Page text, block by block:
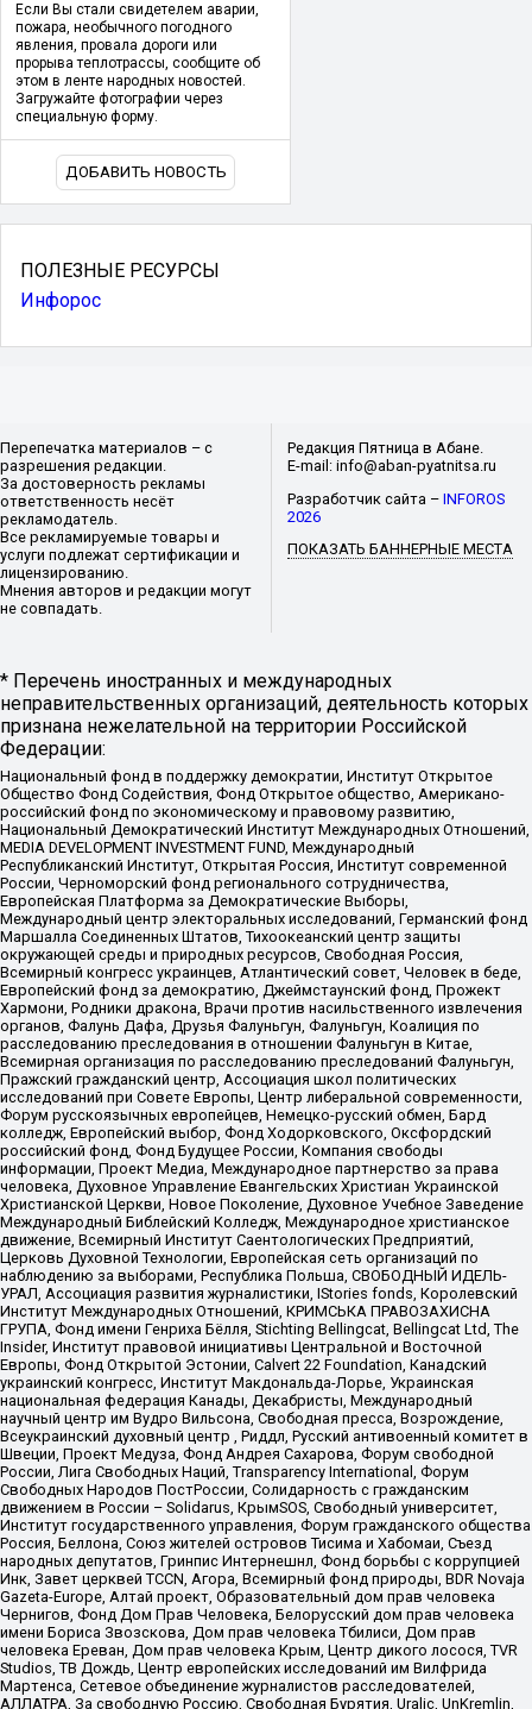
Если Вы стали свидетелем аварии,
пожара, необычного погодного
явления, провала дороги или
прорыва теплотрассы, сообщите об
этом в ленте народных новостей.
Загружайте фотографии через
специальную форму.
ДОБАВИТЬ НОВОСТЬ
ПОЛЕЗНЫЕ РЕСУРСЫ
Инфорос
Перепечатка материалов – с
разрешения редакции.
За достоверность рекламы
ответственность несёт
рекламодатель.
Все рекламируемые товары и
услуги подлежат сертификации и
лицензированию.
Мнения авторов и редакции могут
не совпадать.
Редакция Пятница в Абане.
E-mail: info@aban-pyatnitsa.ru
Разработчик сайта –INFOROS
2026
ПОКАЗАТЬ БАННЕРНЫЕ МЕСТА
* Перечень иностранных и международных
неправительственных организаций, деятельность которых
признана нежелательной на территории Российской
Федерации:
Национальный фонд в поддержку демократии, Институт Открытое
Общество Фонд Содействия, Фонд Открытое общество, Американо-
российский фонд по экономическому и правовому развитию,
Национальный Демократический Институт Международных Отношений,
MEDIA DEVELOPMENT INVESTMENT FUND, Международный
Республиканский Институт, Открытая Россия, Институт современной
России, Черноморский фонд регионального сотрудничества,
Европейская Платформа за Демократические Выборы,
Международный центр электоральных исследований, Германский фонд
Маршалла Соединенных Штатов, Тихоокеанский центр защиты
окружающей среды и природных ресурсов, Свободная Россия,
Всемирный конгресс украинцев, Атлантический совет, Человек в беде,
Европейский фонд за демократию, Джеймстаунский фонд, Прожект
Хармони, Родники дракона, Врачи против насильственного извлечения
органов, Фалунь Дафа, Друзья Фалуньгун, Фалуньгун, Коалиция по
расследованию преследования в отношении Фалуньгун в Китае,
Всемирная организация по расследованию преследований Фалуньгун,
Пражский гражданский центр, Ассоциация школ политических
исследований при Совете Европы, Центр либеральной современности,
Форум русскоязычных европейцев, Немецко-русский обмен, Бард
колледж, Европейский выбор, Фонд Ходорковского, Оксфордский
российский фонд, Фонд Будущее России, Компания свободы
информации, Проект Медиа, Международное партнерство за права
человека, Духовное Управление Евангельских Христиан Украинской
Христианской Церкви, Новое Поколение, Духовное Учебное Заведение
Международный Библейский Колледж, Международное христианское
движение, Всемирный Институт Саентологических Предприятий,
Церковь Духовной Технологии, Европейская сеть организаций по
наблюдению за выборами, Республика Польша, СВОБОДНЫЙ ИДЕЛЬ-
УРАЛ, Ассоциация развития журналистики, IStories fonds, Королевский
Институт Международных Отношений, КРИМСЬКА ПРАВОЗАХИСНА
ГРУПА, Фонд имени Генриха Бёлля, Stichting Bellingcat, Bellingcat Ltd, The
Insider, Институт правовой инициативы Центральной и Восточной
Европы, Фонд Открытой Эстонии, Calvert 22 Foundation, Канадский
украинский конгресс, Институт Макдональда-Лорье, Украинская
национальная федерация Канады, Декабристы, Международный
научный центр им Вудро Вильсона, Свободная пресса, Возрождение,
Всеукраинский духовный центр , Риддл, Русский антивоенный комитет в
Швеции, Проект Медуза, Фонд Андрея Сахарова, Форум свободной
России, Лига Свободных Наций, Transparеncy International, Форум
Свободных Народов ПостРоссии, Солидарность с гражданским
движением в России – Solidarus, КрымSOS, Свободный университет,
Институт государственного управления, Форум гражданского общества
Россия, Беллона, Союз жителей островов Тисима и Хабомаи, Съезд
народных депутатов, Гринпис Интернешнл, Фонд борьбы с коррупцией
Инк, Завет церквей TCCN, Агора, Всемирный фонд природы, BDR Novaja
Gazeta-Europe, Алтай проект, Образовательный дом прав человека
Чернигов, Фонд Дом Прав Человека, Белорусский дом прав человека
имени Бориса Звозскова, Дом прав человека Тбилиси, Дом прав
человека Ереван, Дом прав человека Крым, Центр дикого лосося, TVR
Studios, ТВ Дождь, Центр европейских исследований им Вилфрида
Мартенса, Сетевое объединение журналистов расследователей,
АЛЛАТРА, За свободную Россию, Свободная Бурятия, Uralic, UnKremlin,